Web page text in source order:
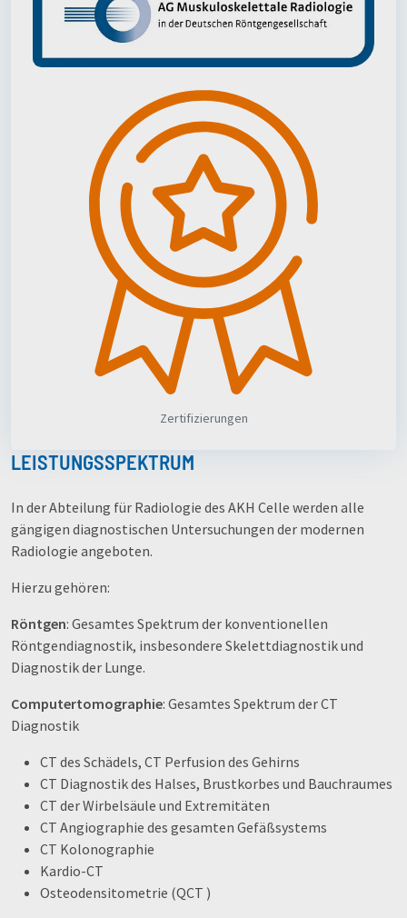
Zertifizierungen
LEISTUNGSSPEKTRUM
In der Abteilung für Radiologie des AKH Celle werden alle
gängigen diagnostischen Untersuchungen der modernen
Radiologie angeboten.
Hierzu gehören:
Röntgen: Gesamtes Spektrum der konventionellen
Röntgendiagnostik, insbesondere Skelettdiagnostik und
Diagnostik der Lunge.
Computertomographie: Gesamtes Spektrum der CT
Diagnostik
CT des Schädels, CT Perfusion des Gehirns
CT Diagnostik des Halses, Brustkorbes und Bauchraumes
CT der Wirbelsäule und Extremitäten
CT Angiographie des gesamten Gefäßsystems
CT Kolonographie
Kardio-CT
Osteodensitometrie (QCT )